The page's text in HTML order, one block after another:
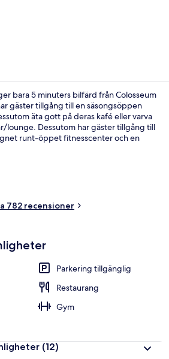
bara 5 minuters bilfärd från Colosseum
gäster tillgång till en säsongsöppen
äta gott på deras kafé eller varva
lounge. Dessutom har gäster tillgång till
runt-öppet fitnesscenter och en
Maggiore station tar det 4 minuter att
782 recensioner
Parkering tillgänglig
Restaurang
Gym
(12)